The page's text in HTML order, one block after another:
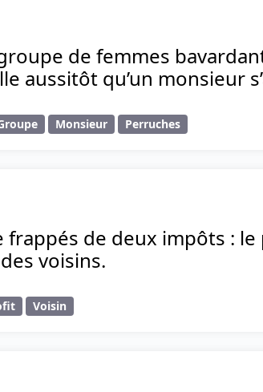
de femmes
aussitôt qu’un monsieur
Monsieur Perruches
frappés de deux impôts :
voisins.
Voisin